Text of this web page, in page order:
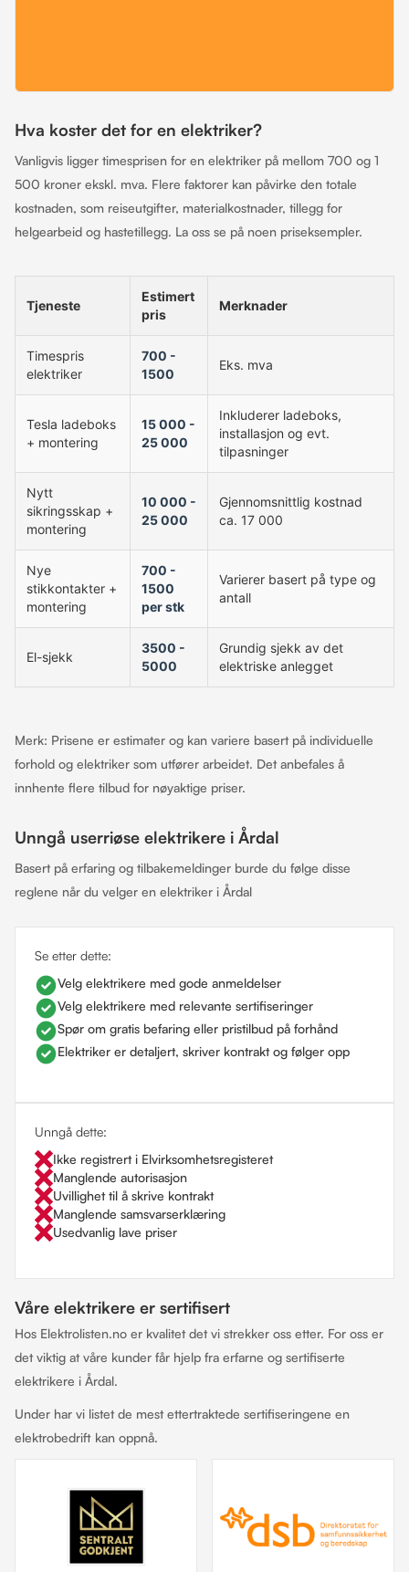
Hva koster det for en elektriker?
Vanligvis ligger timesprisen for en elektriker på mellom 700 og 1
500 kroner ekskl. mva. Flere faktorer kan påvirke den totale
kostnaden, som reiseutgifter, materialkostnader, tillegg for
helgearbeid og hastetillegg. La oss se på noen priseksempler.
Tjeneste
Estimert
pris
Merknader
Timespris
elektriker
700 -
1500
Eks. mva
Tesla ladeboks
+ montering
15 000 -
25 000
Inkluderer ladeboks,
installasjon og evt.
tilpasninger
Nytt
sikringsskap +
montering
10 000 -
25 000
Gjennomsnittlig kostnad
ca. 17 000
Nye
stikkontakter +
montering
700 -
1500
per stk
Varierer basert på type og
antall
El-sjekk
3500 -
5000
Grundig sjekk av det
elektriske anlegget
Merk: Prisene er estimater og kan variere basert på individuelle
forhold og elektriker som utfører arbeidet. Det anbefales å
innhente flere tilbud for nøyaktige priser.
Unngå userriøse elektrikere i Årdal
Basert på erfaring og tilbakemeldinger burde du følge disse
reglene når du velger en elektriker i Årdal
Se etter dette:
Velg elektrikere med gode anmeldelser
Velg elektrikere med relevante sertifiseringer
Spør om gratis befaring eller pristilbud på forhånd
Elektriker er detaljert, skriver kontrakt og følger opp
Unngå dette:
Ikke registrert i Elvirksomhetsregisteret
Manglende autorisasjon
Uvillighet til å skrive kontrakt
Manglende samsvarserklæring
Usedvanlig lave priser
Våre elektrikere er sertifisert
Hos Elektrolisten.no er kvalitet det vi strekker oss etter. For oss er
det viktig at våre kunder får hjelp fra erfarne og sertifiserte
elektrikere i Årdal.
Under har vi listet de mest ettertraktede sertifiseringene en
elektrobedrift kan oppnå.